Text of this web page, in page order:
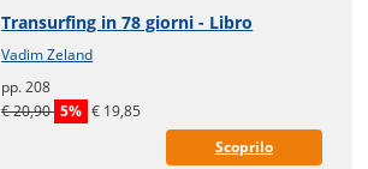
Transurfing in 78 giorni - Libro
Vadim Zeland
pp. 208
€ 20,90 5% € 19,85
Scoprilo